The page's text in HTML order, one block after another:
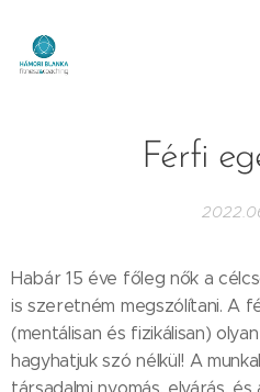
Férfi
Habár 15 éve főleg nők a
is szeretném megszólítani. A
(mentálisan és fizikálisan)
hagyhatjuk szó nélkül! A